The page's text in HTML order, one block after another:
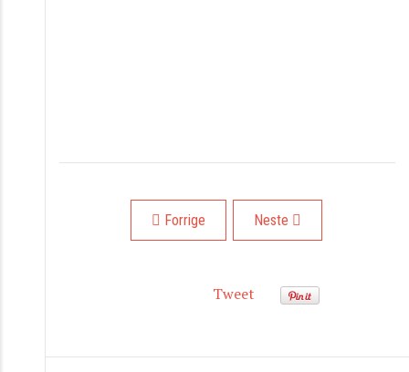
Forrige artikkel: PIPIT!
Forrige Neste artikkel: Jazzfoto –
Neste
Tweet